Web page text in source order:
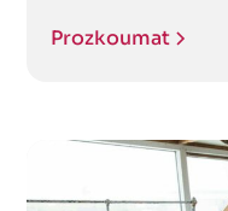
Prozkoumat